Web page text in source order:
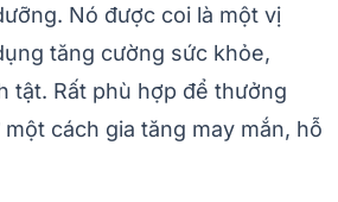
Nó được coi là một vị
tăng cường sức khỏe,
tật. Rất phù hợp để thưởng
cách gia tăng may mắn, hỗ